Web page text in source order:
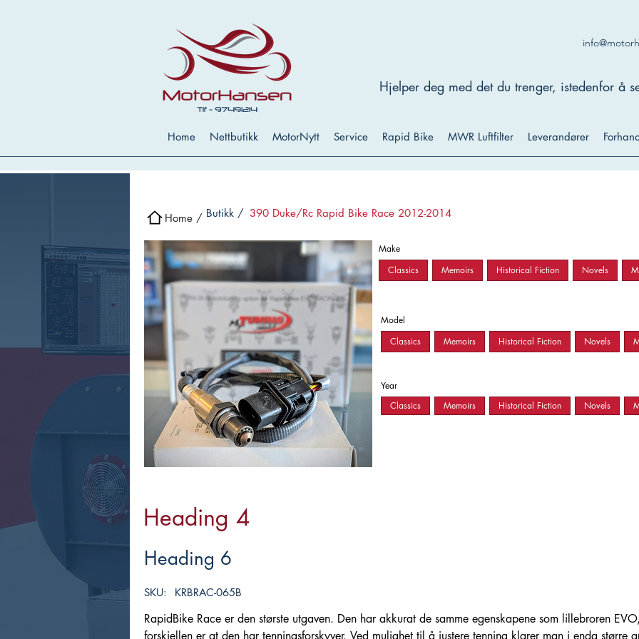
Hjelper deg med det du trenger, istedenfor å
Home Nettbutikk MotorNytt Service Rapid Bike MWR Luftfilter Leverandører
Home / Butikk / 390 Duke/Rc Rapid Bike Race 2012-2014
Make
Classics
Memoirs Historical Fiction Novels
Model
Classics
Memoirs Historical Fiction Novels
Year
Classics
Memoirs Historical Fiction Novels
Heading 4
Heading 6
SKU: KRBRAC-065B
RapidBike Race er den største utgaven. Den har akkurat de samme egenskapene som lillebroren
forskjellen er at den har tenningsforskyver. Ved mulighet til å justere tenning klarer man i enda større